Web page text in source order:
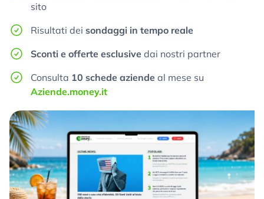
sito
Risultati dei sondaggi in tempo reale
Sconti e offerte esclusive dai nostri partner
Consulta 10 schede aziende al mese su
Aziende.money.it